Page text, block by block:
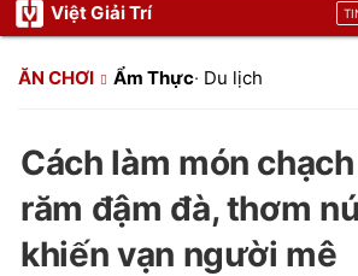
Việt Giải Trí
ĂN CHƠI Ẩm Thực· Du lịch
Cách làm món
răm đậm đà, thơm
khiến vạn người mê